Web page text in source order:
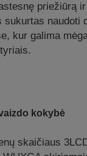
priežiūrą
naudoti
kur galima
kokybė
skaičiaus